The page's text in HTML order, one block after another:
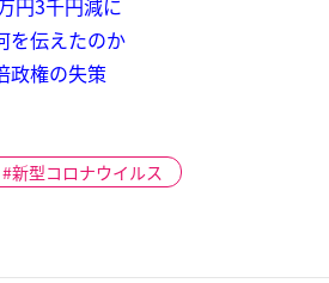
円3千円減に
を伝えたのか
政権の失策
新型コロナウイルス